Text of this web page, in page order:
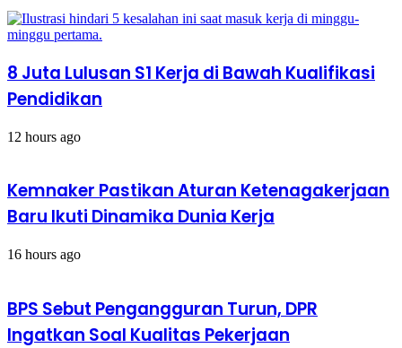
Peluang
Kerja
bagi
8 Juta Lulusan S1 Kerja di Bawah Kualifikasi
Pendidikan
12 hours ago
Kemnaker Pastikan Aturan Ketenagakerjaan
Baru Ikuti Dinamika Dunia Kerja
16 hours ago
BPS Sebut Pengangguran Turun, DPR
Ingatkan Soal Kualitas Pekerjaan